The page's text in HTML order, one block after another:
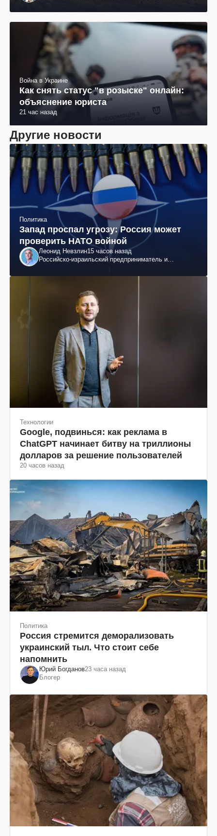
Война в Украине
Как снять статус "в розыске" онлайн:
объяснение юриста
21 час назад
Другие новости
Политика
Запад проспал угрозу: Россия может
проверить НАТО войной
Леонид Невзлин15 часов назад
Российско-израильский предприниматель и
"ЮКОСа"
Технологии
Google, подвинься: как реклама в
ChatGPT начинает битву на триллионы
долларов за решение пользователей
20 часов назад
Политика
Россия стремится деморализовать
украинский тыл. Что стоит себе
напомнить
Юрий Богданов23 часа назад
Блогер